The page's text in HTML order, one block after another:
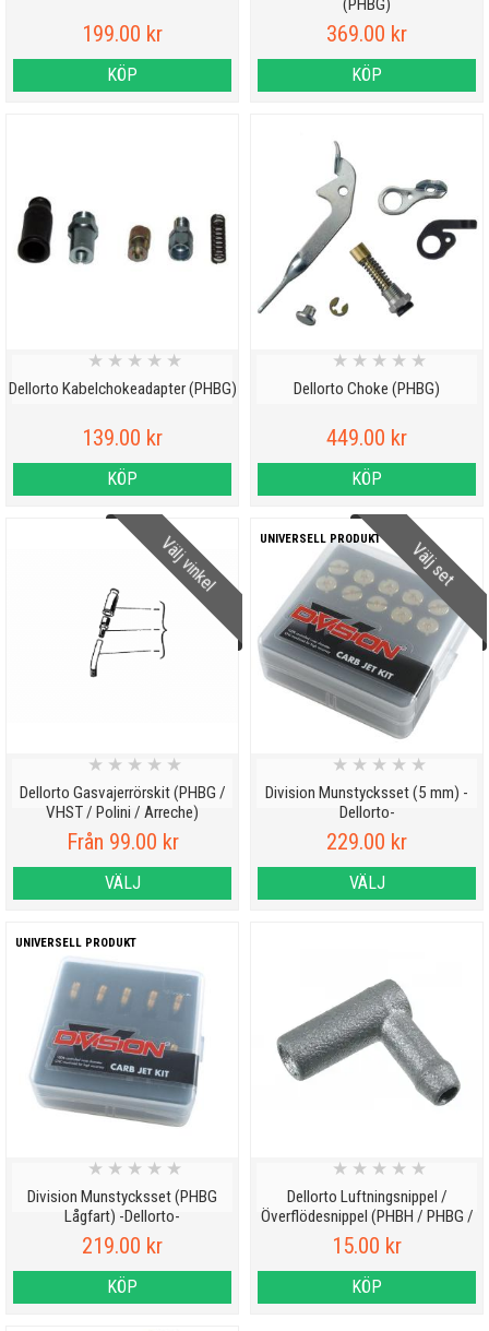
199.00 kr
KÖP
(PHBG)
369.00 kr
KÖP
Dellorto Kabelchokeadapter (PHBG)
★ ★ ★ ★ ★
139.00 kr
KÖP
Dellorto Choke (PHBG)
★ ★ ★ ★ ★
449.00 kr
KÖP
Välj vinkel
Dellorto Gasvajerrörskit (PHBG /
VHST / Polini / Arreche)
★ ★ ★ ★ ★
Från 99.00 kr
VÄLJ
Välj set
UNIVERSELL PRODUKT
Division Munstycksset (5 mm) -
Dellorto-
★ ★ ★ ★ ★
229.00 kr
VÄLJ
UNIVERSELL PRODUKT
Division Munstycksset (PHBG
Lågfart) -Dellorto-
★ ★ ★ ★ ★
219.00 kr
KÖP
Dellorto Luftningsnippel /
Överflödesnippel (PHBH / PHBG /
VHST m.fl.)
★ ★ ★ ★ ★
15.00 kr
KÖP